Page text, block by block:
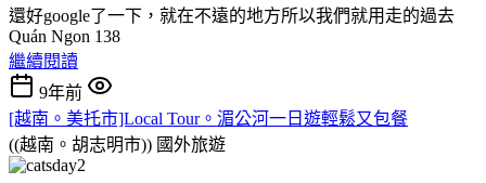
還好google了一下，就在不遠的地方所以我們就用走的過去
Quán Ngon 138
繼續閱讀
9年前
[越南。美托市]Local Tour。湄公河一日遊輕鬆又包餐
((越南。胡志明市)) 國外旅遊